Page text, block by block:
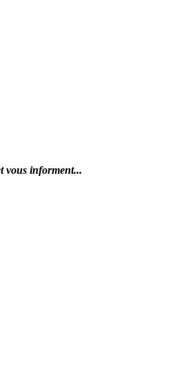
vous informent...